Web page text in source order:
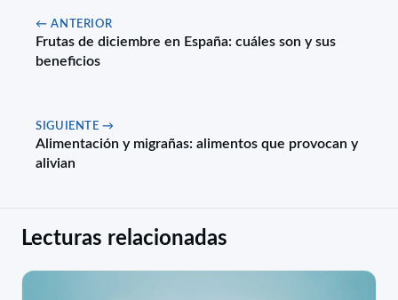
← ANTERIOR
Frutas de diciembre en España: cuáles son y sus
beneficios
SIGUIENTE →
Alimentación y migrañas: alimentos que provocan y
alivian
Lecturas relacionadas